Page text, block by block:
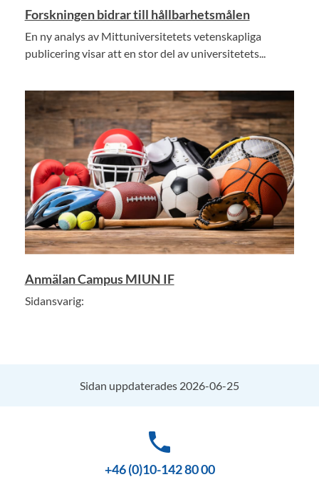
Forskningen bidrar till hållbarhetsmålen
En ny analys av Mittuniversitetets vetenskapliga
publicering visar att en stor del av universitetets...
Anmälan Campus MIUN IF
Sidansvarig:
Sidan uppdaterades 2026-06-25
phone
+46 (0)10-142 80 00